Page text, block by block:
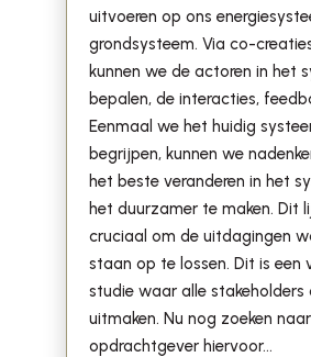
uitvoeren op ons
grondsysteem. Via co-
kunnen we de actoren in het
bepalen, de interacties,
Eenmaal we het huidig
begrijpen, kunnen we
het beste veranderen in het
het duurzamer te maken. Dit
cruciaal om de uitdagingen
staan op te lossen. Dit is een
studie waar alle stakeholders
uitmaken. Nu nog zoeken
opdrachtgever hiervoor...